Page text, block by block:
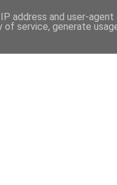
address and user-agent
of service, generate